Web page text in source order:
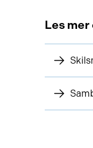
Les mer